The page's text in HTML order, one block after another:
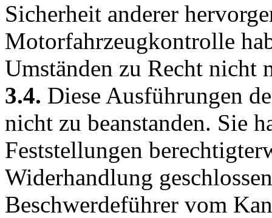
Sicherheit anderer
Motorfahrzeugkontrolle
Umständen zu Recht nicht
3.4. Diese Ausführungen
nicht zu beanstanden. Sie
Feststellungen
Widerhandlung
Beschwerdeführer vom